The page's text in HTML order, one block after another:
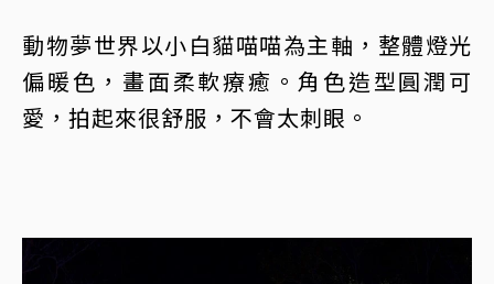
動物夢世界以小白貓喵喵為主軸，整體燈光
偏暖色，畫面柔軟療癒。角色造型圓潤可
愛，拍起來很舒服，不會太刺眼。